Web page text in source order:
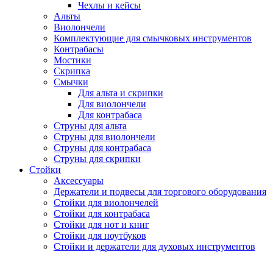
Чехлы и кейсы
Альты
Виолончели
Комплектующие для смычковых инструментов
Контрабасы
Мостики
Скрипка
Смычки
Для альта и скрипки
Для виолончели
Для контрабаса
Струны для альта
Струны для виолончели
Струны для контрабаса
Струны для скрипки
Стойки
Аксессуары
Держатели и подвесы для торгового оборудования
Стойки для виолончелей
Стойки для контрабаса
Стойки для нот и книг
Стойки для ноутбуков
Стойки и держатели для духовых инструментов